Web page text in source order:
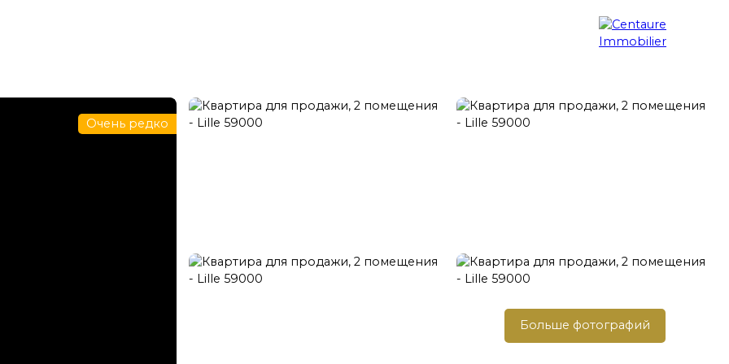
Управление арендой Обновление Поиск недвижимости Блог Контакт
Очень редко
Больше фотографий